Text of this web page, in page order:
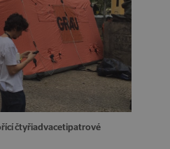
čtyřiadvacetipatrové